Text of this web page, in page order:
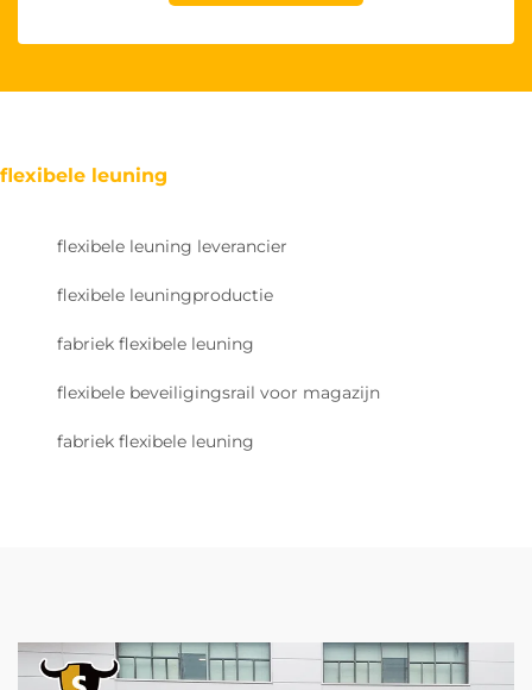
flexibele leuning
flexibele leuning leverancier
flexibele leuningproductie
fabriek flexibele leuning
flexibele beveiligingsrail voor magazijn
fabriek flexibele leuning